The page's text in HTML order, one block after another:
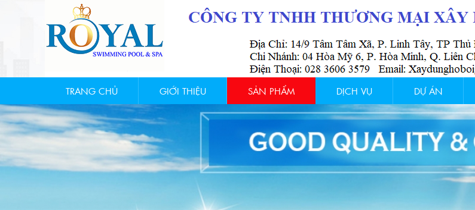
TRANG CHỦ GIỚI THIỆU SẢN PHẨM DỊCH VỤ DỰ ÁN